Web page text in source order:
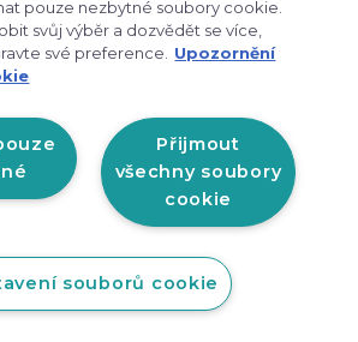
- .FXP FOLDABLE
2026/27
Traveller Foldable – ideální volba
nordic walking…
150.00 €
Nie je skladom
pouze nezbytné soubory cookie.
svůj výběr a dozvědět se více,
své preference.
Upozornění
Přijmout
všechny soubory
cookie
souborů cookie